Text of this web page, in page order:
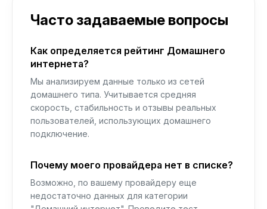
Часто задаваемые вопросы
Как определяется рейтинг Домашнего
интернета?
Мы анализируем данные только из сетей
домашнего типа. Учитывается средняя
скорость, стабильность и отзывы реальных
пользователей, использующих домашнего
подключение.
Почему моего провайдера нет в списке?
Возможно, по вашему провайдеру еще
недостаточно данных для категории